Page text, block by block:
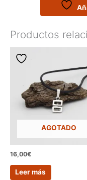
Productos
AGOTADO
16,00€
Leer más